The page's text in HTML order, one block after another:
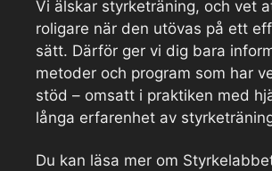
Vi älskar styrketräning, och vet
roligare när den utövas på ett
sätt. Därför ger vi dig bara
metoder och program som har
stöd – omsatt i praktiken med
långa erfarenhet av
Du kan läsa mer om